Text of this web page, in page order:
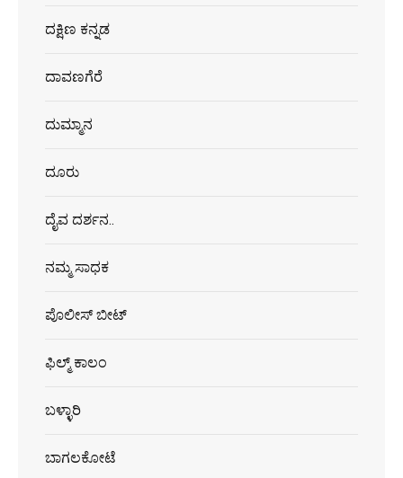
ದಕ್ಷಿಣ ಕನ್ನಡ
ದಾವಣಗೆರೆ
ದುಮ್ಮಾನ
ದೂರು
ದೈವ ದರ್ಶನ..
ನಮ್ಮ ಸಾಧಕ
ಪೊಲೀಸ್ ಬೀಟ್
ಫಿಲ್ಮ್ ಕಾಲಂ
ಬಳ್ಳಾರಿ
ಬಾಗಲಕೋಟೆ